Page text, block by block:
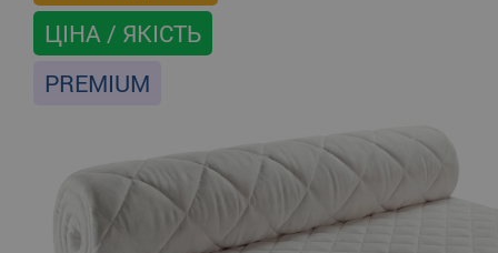
ЦІНА / ЯКІСТЬ
PREMIUM